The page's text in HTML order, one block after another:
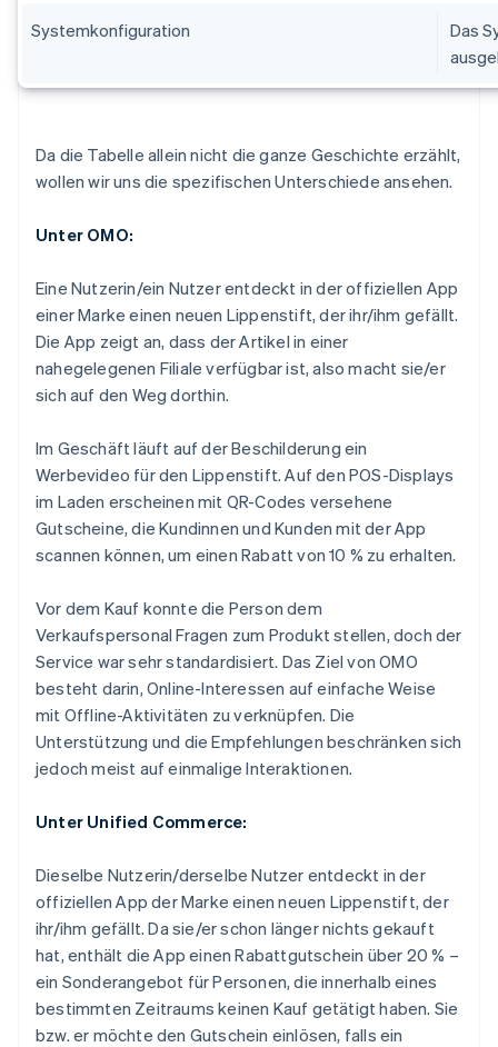
Systemkonfiguration
Das
Da die Tabelle allein nicht die ganze Geschichte erzählt,
wollen wir uns die spezifischen Unterschiede ansehen.
Unter OMO:
Eine Nutzerin/ein Nutzer entdeckt in der offiziellen App
einer Marke einen neuen Lippenstift, der ihr/ihm gefällt.
Die App zeigt an, dass der Artikel in einer
nahegelegenen Filiale verfügbar ist, also macht sie/er
sich auf den Weg dorthin.
Im Geschäft läuft auf der Beschilderung ein
Werbevideo für den Lippenstift. Auf den POS-Displays
im Laden erscheinen mit QR-Codes versehene
Gutscheine, die Kundinnen und Kunden mit der App
scannen können, um einen Rabatt von 10 % zu erhalten.
Vor dem Kauf konnte die Person dem
Verkaufspersonal Fragen zum Produkt stellen, doch der
Service war sehr standardisiert. Das Ziel von OMO
besteht darin, Online-Interessen auf einfache Weise
mit Offline-Aktivitäten zu verknüpfen. Die
Unterstützung und die Empfehlungen beschränken sich
jedoch meist auf einmalige Interaktionen.
Unter Unified Commerce:
Dieselbe Nutzerin/derselbe Nutzer entdeckt in der
offiziellen App der Marke einen neuen Lippenstift, der
ihr/ihm gefällt. Da sie/er schon länger nichts gekauft
hat, enthält die App einen Rabattgutschein über 20 % –
ein Sonderangebot für Personen, die innerhalb eines
bestimmten Zeitraums keinen Kauf getätigt haben. Sie
bzw. er möchte den Gutschein einlösen, falls ein